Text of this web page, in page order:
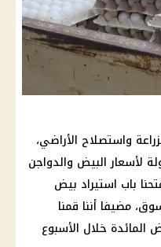
واستصلاح الأراضي،
لأسعار البيض والدواجن
باب استيراد بيض
مضيفا أننا قمنا
المائدة خلال الأسبوع